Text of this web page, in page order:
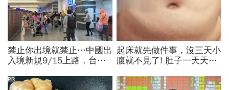
禁止你出境就禁止…中國出
入境新規9/15上路，台灣
職業特別注意：前例在這
起床就先做件事，沒三天小
腹就不見了! 肚子一天天變
PR